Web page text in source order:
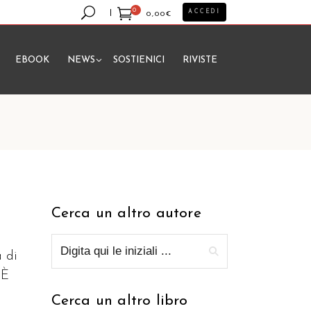
0
0,00€
prodotto nel carrello.
ACCEDI
EBOOK NEWS SOSTIENICI RIVISTE
di
Cerca un altro autore
Cerca un altro libro